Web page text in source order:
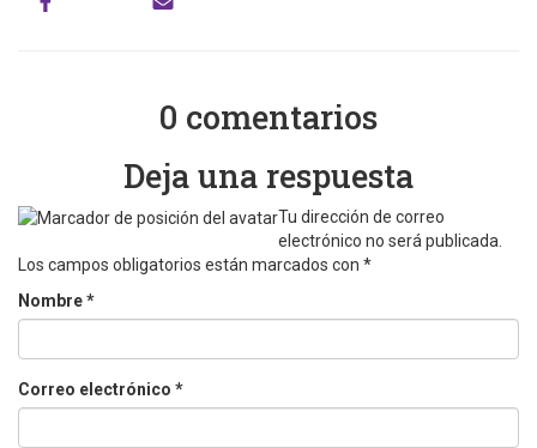
0 comentarios
Deja una respuesta
Tu dirección de correo
electrónico no será publicada.
Los campos obligatorios están marcados con *
Nombre*
Correo electrónico *